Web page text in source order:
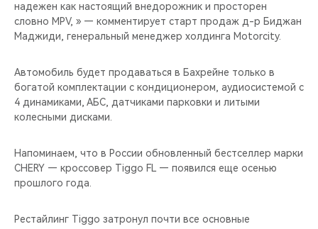
CHERY REMOTE
НАШИ МЕРОПРИЯТИЯ
CHERY ДЛЯ ДЕТЕЙ
надежен как настоящий внедорожник и просторен
словно MPV, » — комментирует старт продаж д-р Биджан
Маджиди, генеральный менеджер холдинга Motorcity.
Автомобиль будет продаваться в Бахрейне только в
богатой комплектации с кондиционером, аудиосистемой с
4 динамиками, АБС, датчиками парковки и литыми
колесными дисками.
Напоминаем, что в России обновленный бестселлер марки
CHERY — кроссовер Tiggo FL — появился еще осенью
прошлого года.
Рестайлинг Tiggo затронул почти все основные